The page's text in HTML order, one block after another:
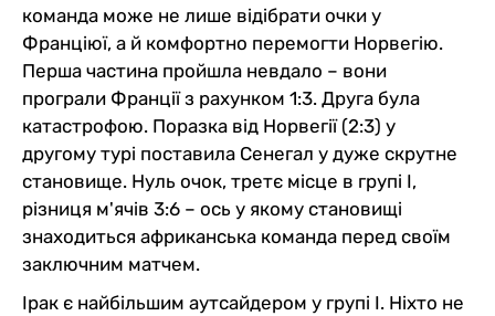
команда може не лише відібрати очки у
Франціюї, а й комфортно перемогти Норвегію.
Перша частина пройшла невдало – вони
програли Франції з рахунком 1:3. Друга була
катастрофою. Поразка від Норвегії (2:3) у
другому турі поставила Сенегал у дуже скрутне
становище. Нуль очок, третє місце в групі I,
різниця м'ячів 3:6 – ось у якому становищі
знаходиться африканська команда перед своїм
заключним матчем.
Ірак є найбільшим аутсайдером у групі I. Ніхто не